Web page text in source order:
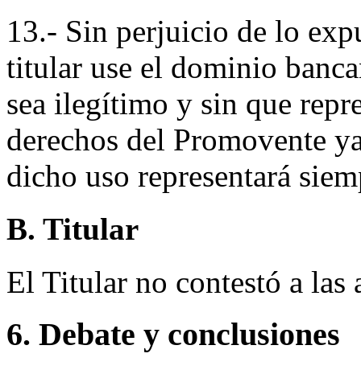
13.- Sin perjuicio de lo
titular use el dominio
sea ilegítimo y sin que
derechos del Promovente
dicho uso representará
B. Titular
El Titular no contestó a las
6. Debate y conclusiones